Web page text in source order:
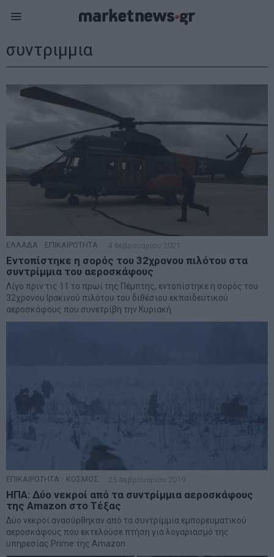
συντριμμια
ΕΛΛΑΔΑ ΕΠΙΚΑΙΡΟΤΗΤΑ 4 Φεβρουαρίου 2021
Εντοπίστηκε η σορός του 32χρονου πιλότου στα
συντρίμμια του αεροσκάφους
Λίγο πριν τις 11 το πρωί της Πέμπτης, εντοπίστηκε η σορός του
32χρονου Ιρακινού πιλότου του διθέσιου εκπαιδευτικού
αεροσκάφους που συνετρίβη την Κυριακή
ΕΠΙΚΑΙΡΟΤΗΤΑ ΚΟΣΜΟΣ 25 Φεβρουαρίου 2019
ΗΠΑ: Δύο νεκροί από τα συντρίμμια αεροσκάφους
της Amazon στο Τέξας
Δύο νεκροί ανασύρθηκαν από τα συντρίμμια εμπορευματικού
αεροσκάφους που εκτελούσε πτήση για λογαριασμό της
υπηρεσίας Prime της Amazon